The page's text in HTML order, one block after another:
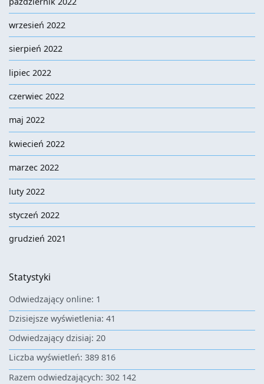
wrzesień 2022
sierpień 2022
lipiec 2022
czerwiec 2022
maj 2022
kwiecień 2022
marzec 2022
luty 2022
styczeń 2022
grudzień 2021
Statystyki
Odwiedzający online: 1
Dzisiejsze wyświetlenia: 41
Odwiedzający dzisiaj: 20
Liczba wyświetleń: 389 816
Razem odwiedzających: 302 142